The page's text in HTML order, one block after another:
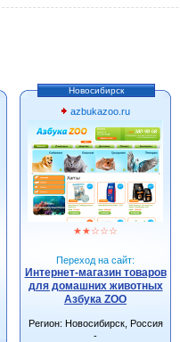
Новосибирск
azbukazoo.ru
★★☆☆☆
Переход на сайт:
Интернет-магазин товаров
для домашних животных
Азбука ZOO
Регион: Новосибирск, Россия
-